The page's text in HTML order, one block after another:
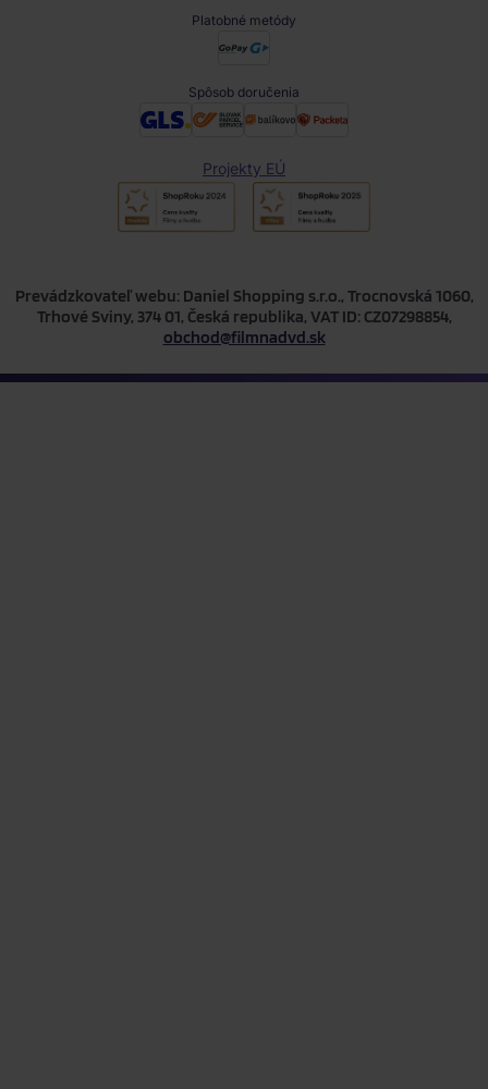
Platobné metódy
Spôsob doručenia
Projekty EÚ
Prevádzkovateľ webu: Daniel Shopping s.r.o., Trocnovská 1060,
Trhové Sviny, 374 01, Česká republika, VAT ID: CZ07298854,
obchod@filmnadvd.sk